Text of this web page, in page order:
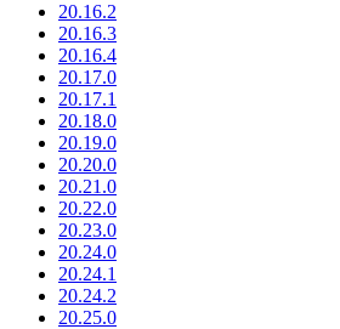
20.16.2
20.16.3
20.16.4
20.17.0
20.17.1
20.18.0
20.19.0
20.20.0
20.21.0
20.22.0
20.23.0
20.24.0
20.24.1
20.24.2
20.25.0